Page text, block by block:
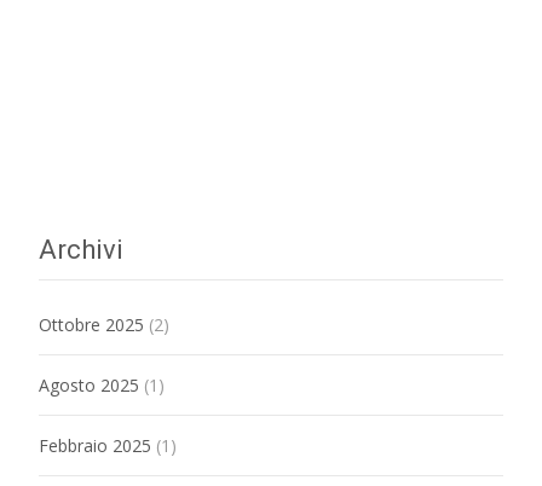
Archivi
Ottobre 2025 (2)
Agosto 2025 (1)
Febbraio 2025 (1)